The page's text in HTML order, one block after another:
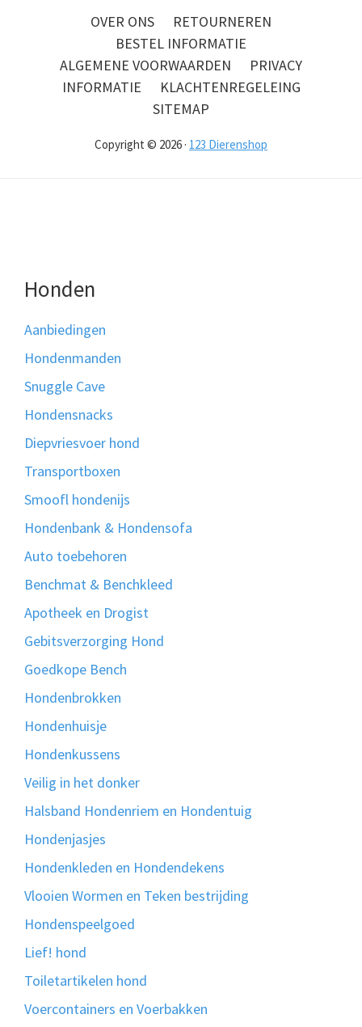
OVER ONS
RETOURNEREN
BESTEL INFORMATIE
ALGEMENE VOORWAARDEN
PRIVACY
INFORMATIE
KLACHTENREGELEING
SITEMAP
Copyright © 2026 · 123 Dierenshop
Honden
Aanbiedingen
Hondenmanden
Snuggle Cave
Hondensnacks
Diepvriesvoer hond
Transportboxen
Smoofl hondenijs
Hondenbank & Hondensofa
Auto toebehoren
Benchmat & Benchkleed
Apotheek en Drogist
Gebitsverzorging Hond
Goedkope Bench
Hondenbrokken
Hondenhuisje
Hondenkussens
Veilig in het donker
Halsband Hondenriem en Hondentuig
Hondenjasjes
Hondenkleden en Hondendekens
Vlooien Wormen en Teken bestrijding
Hondenspeelgoed
Lief! hond
Toiletartikelen hond
Voercontainers en Voerbakken